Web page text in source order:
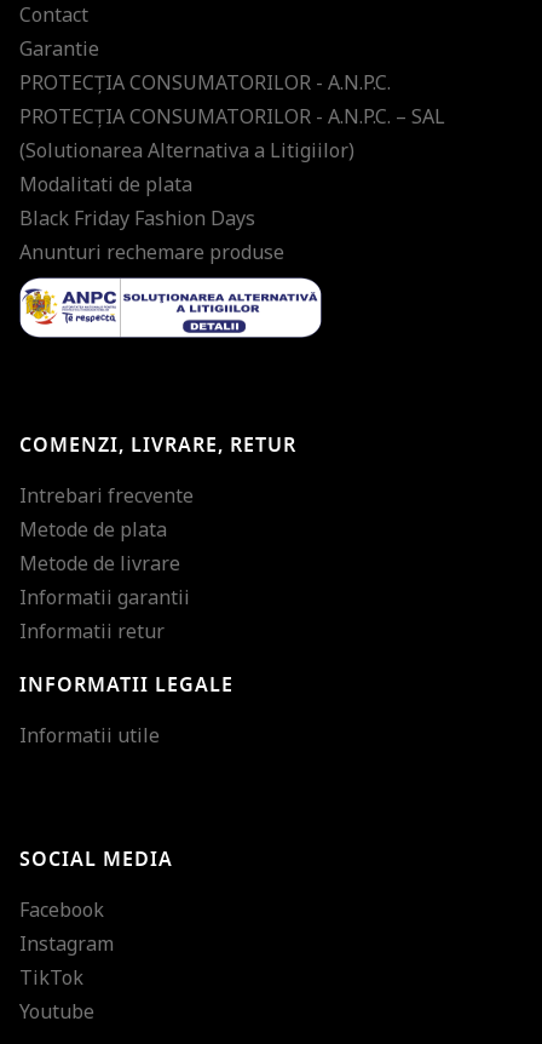
Contact
Garantie
PROTECŢIA CONSUMATORILOR - A.N.P.C.
PROTECŢIA CONSUMATORILOR - A.N.P.C. – SAL
(Solutionarea Alternativa a Litigiilor)
Modalitati de plata
Black Friday Fashion Days
Anunturi rechemare produse
COMENZI, LIVRARE, RETUR
Intrebari frecvente
Metode de plata
Metode de livrare
Informatii garantii
Informatii retur
INFORMATII LEGALE
Informatii utile
SOCIAL MEDIA
Facebook
Instagram
TikTok
Youtube